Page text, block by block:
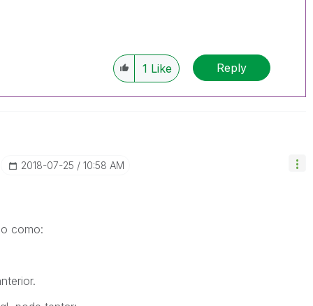
1 Like Reply
‎2018-07-25 10:58 AM
como: